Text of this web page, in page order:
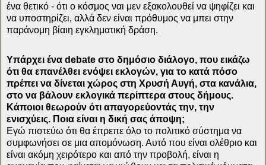
ένα θετικό - ότι ο κόσμος ναι μεν εξακολουθεί να ψηφίζει και
να υποστηρίζει, αλλά δεν είναι πρόθυμος να μπει στην
παράνομη βίαιη εγκληματική δράση.
Υπάρχει ένα debate στο δημόσιο διάλογο, που εικάζω
ότι θα επανέλθει ενόψει εκλογών, για το κατά πόσο
πρέπει να δίνεται χώρος στη Χρυσή Αυγή, στα κανάλια,
στο να βάλουν εκλογικά περίπτερα στους δήμους.
Κάποιοι θεωρούν ότι απαγορεύοντάς την, την
ενισχύεις. Ποια είναι η δική σας άποψη;
Εγώ πιστεύω ότι θα έπρεπε όλο το πολιτικό σύστημα να
συμφωνήσει σε μια απομόνωση. Αυτό που είναι ολέθριο και
είναι ακόμη χειρότερο και από την προβολή, είναι η